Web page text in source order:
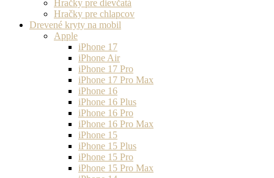
Hračky pre dievčatá
Hračky pre chlapcov
Drevené kryty na mobil
Apple
iPhone 17
iPhone Air
iPhone 17 Pro
iPhone 17 Pro Max
iPhone 16
iPhone 16 Plus
iPhone 16 Pro
iPhone 16 Pro Max
iPhone 15
iPhone 15 Plus
iPhone 15 Pro
iPhone 15 Pro Max